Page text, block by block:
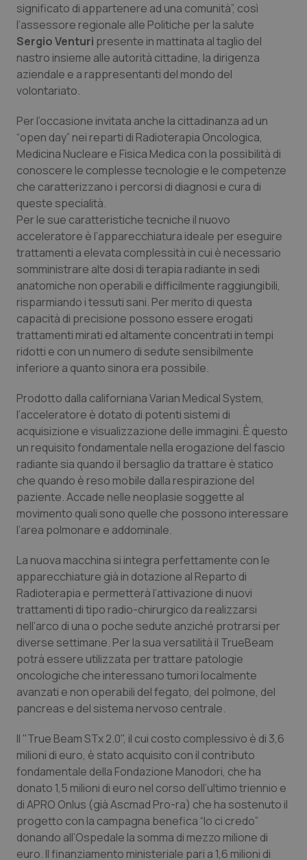
Emilia-Romagna
Friuli Venezia Giulia
Lazio
Liguria
Lombardia
Marche
Molise
Piemonte
Provincia Autonoma di Bolzano
Provincia Autonoma di Trento
Puglia
Sardegna
Sicilia
Toscana
Umbria
Valle D’Aosta
Veneto
Colesterolo & coronaropatie
Dermatite Atopica
Diabete & glucometri
Disturbi dell’umore
Dolore
Donna & Salute
Epatiti
HIV
Infezioni & Febbre
Ipertensione & Scompenso
Malattie rare
Malattia di Crohn & Rettocolite Ulcerosa
Neuroscienze & patologie neurodegenerative
Obesità
Oftalmologia
Oncodermatologia
Oncoematologia
Oncologia & Nutrizione
Psoriasi & pelle
Quotidiano Cardiologia
Quotidiano Chirurgia
Quotidiano Oncologia
Quotidiano Pediatria
Rene & patologie urogenitali
significato di appartenere ad una comunità”, così
l’assessore regionale alle Politiche per la salute
Sergio Venturi presente in mattinata al taglio del
nastro insieme alle autorità cittadine, la dirigenza
aziendale e a rappresentanti del mondo del
volontariato.
Per l’occasione invitata anche la cittadinanza ad un
“open day” nei reparti di Radioterapia Oncologica,
Medicina Nucleare e Fisica Medica con la possibilità di
conoscere le complesse tecnologie e le competenze
che caratterizzano i percorsi di diagnosi e cura di
queste specialità.
Per le sue caratteristiche tecniche il nuovo
acceleratore è l’apparecchiatura ideale per eseguire
trattamenti a elevata complessità in cui è necessario
somministrare alte dosi di terapia radiante in sedi
anatomiche non operabili e difficilmente raggiungibili,
risparmiando i tessuti sani. Per merito di questa
capacità di precisione possono essere erogati
trattamenti mirati ed altamente concentrati in tempi
ridotti e con un numero di sedute sensibilmente
inferiore a quanto sinora era possibile.
Prodotto dalla californiana Varian Medical System,
l’acceleratore è dotato di potenti sistemi di
acquisizione e visualizzazione delle immagini. È questo
un requisito fondamentale nella erogazione del fascio
radiante sia quando il bersaglio da trattare è statico
che quando è reso mobile dalla respirazione del
paziente. Accade nelle neoplasie soggette al
movimento quali sono quelle che possono interessare
l’area polmonare e addominale.
La nuova macchina si integra perfettamente con le
apparecchiature già in dotazione al Reparto di
Radioterapia e permetterà l’attivazione di nuovi
trattamenti di tipo radio-chirurgico da realizzarsi
nell’arco di una o poche sedute anziché protrarsi per
diverse settimane. Per la sua versatilità il TrueBeam
potrà essere utilizzata per trattare patologie
oncologiche che interessano tumori localmente
avanzati e non operabili del fegato, del polmone, del
pancreas e del sistema nervoso centrale.
Il "True Beam STx 2.0", il cui costo complessivo è di 3,6
milioni di euro, è stato acquisito con il contributo
fondamentale della Fondazione Manodori, che ha
donato 1,5 milioni di euro nel corso dell’ultimo triennio e
di APRO Onlus (già Ascmad Pro-ra) che ha sostenuto il
progetto con la campagna benefica “Io ci credo”
donando all’Ospedale la somma di mezzo milione di
euro. Il finanziamento ministeriale pari a 1,6 milioni di